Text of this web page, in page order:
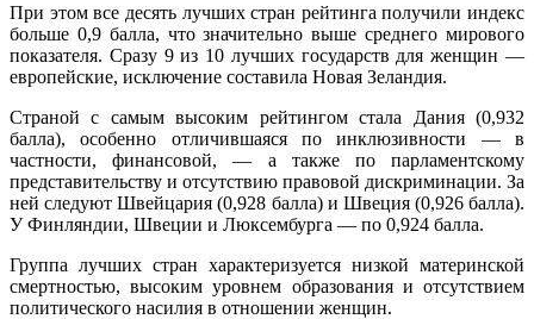
При этом все десять лучших стран рейтинга получили индекс
больше 0,9 балла, что значительно выше среднего мирового
показателя. Сразу 9 из 10 лучших государств для женщин —
европейские, исключение составила Новая Зеландия.
Страной с самым высоким рейтингом стала Дания (0,932
балла), особенно отличившаяся по инклюзивности — в
частности, финансовой, — а также по парламентскому
представительству и отсутствию правовой дискриминации. За
ней следуют Швейцария (0,928 балла) и Швеция (0,926 балла).
У Финляндии, Швеции и Люксембурга — по 0,924 балла.
Группа лучших стран характеризуется низкой материнской
смертностью, высоким уровнем образования и отсутствием
политического насилия в отношении женщин.